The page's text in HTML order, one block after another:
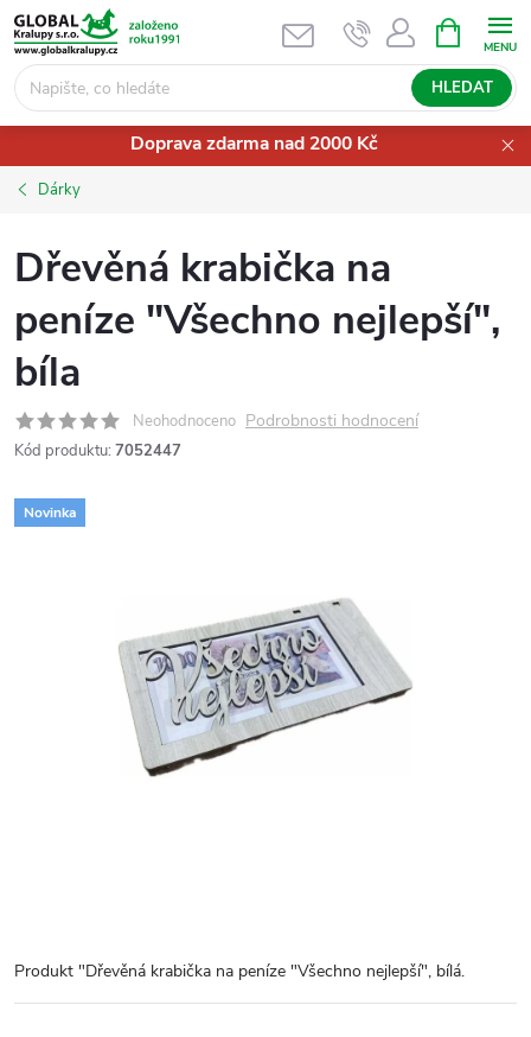
Přejít
na
obsah
HLEDAT
NÁKUPNÍ
KOŠÍK
Doprava zdarma nad 2000 Kč
Dárky
Dřevěná krabička na
peníze "Všechno nejlepší",
bíla
Neohodnoceno Podrobnosti hodnocení
Kód produktu: 7052447
Novinka
Produkt "Dřevěná krabička na peníze "Všechno nejlepší", bílá.